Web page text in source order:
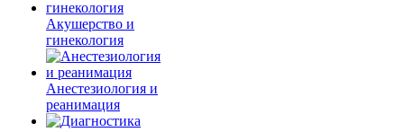
Акушерство и
гинекология
Анестезиология и
реанимация